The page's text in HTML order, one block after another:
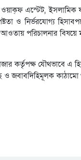
ওয়াক্ফ এস্টেট, ইসলামিক
ও নির্ভরযোগ্য
পরিচালনার বিষয়ে
কর্তৃপক্ষ যৌথভাবে এ
ও জবাবদিহিমূলক